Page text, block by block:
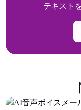
テキスト